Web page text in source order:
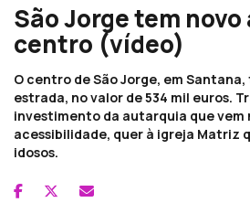
São Jorge tem
centro (vídeo)
O centro de São Jorge, em
estrada, no valor de 534 mil euros.
investimento da autarquia que vem
acessibilidade, quer à igreja Matriz
idosos.